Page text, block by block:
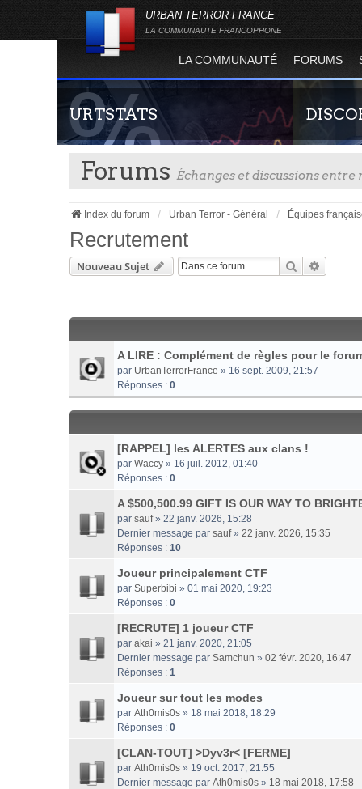
URBAN TERROR FRANCE
LA COMMUNAUTE FRANCOPHONE
LA COMMUNAUTÉ FORUMS
URTSTATS
Statistiques globales et en temps réel de la
Terror !
Rejoignez-
Forums Échanges et discussions
Index du forum Urban Terror - Général Équipes
Recrutement
Nouveau Sujet Rechercher
A LIRE : Complément de règles pour le
par UrbanTerrorFrance » 16 sept. 2009, 21:57
Réponses : 0
[RAPPEL] les ALERTES aux clans !
par Waccy » 16 juil. 2012, 01:40
Réponses : 0
A $500,500.99 GIFT IS OUR WAY TO
par sauf» 22 janv. 2026, 15:28
Dernier message par sauf» 22 janv. 2026, 15:35
Réponses : 10
Joueur principalement CTF
par Superbibi » 01 mai 2020, 19:23
Réponses : 0
[RECRUTE] 1 joueur CTF
par akai » 21 janv. 2020, 21:05
Dernier message par Samchun » 02 févr. 2020, 16:47
Réponses : 1
Joueur sur tout les modes
par Ath0mis0s » 18 mai 2018, 18:29
Réponses : 0
[CLAN-TOUT] >Dyv3r< [FERME]
par Ath0mis0s » 19 oct. 2017, 21:55
Dernier message par Ath0mis0s » 18 mai 2018, 17:58